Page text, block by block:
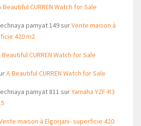
Beautiful CURREN Watch for Sale
pamyat 149surVente maison à
420 m2
Beautiful CURREN Watch for Sale
A Beautiful CURREN Watch for Sale
pamyat 811 surYamaha YZF-R3
maison à Elgorjani- superficie 420